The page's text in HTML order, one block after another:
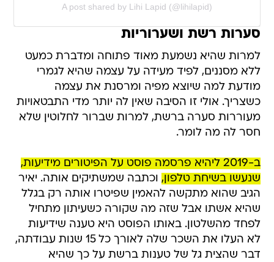
A post shared by Lihi Lapid (@lihilapid)
סערות רשת ושערוריות
למרות שהיא נשמעת מאוד פתוחה ומדברת כמעט
ללא מסננים, לפיד מעידה על עצמה שהיא לגמרי
מודעת למה שיוצא מפיה ומרסנת את עצמה
כשצריך. אולי זו הסיבה שאין לה יותר מדי התבטאויות
מעוררות סערה ברשת, למרות שברור לחלוטין שלא
חסר לה מה לומר.
ב-2019 ליהיא פרסמה פוסט על הפיטורים מידיעות,
שנעשו בשיחת טלפון, וכתבה שמשתיקים אותה. יאיר
הגיב שהוא מתקשה להאמין שפיטרו אותה רק בגלל
שהיא אשתו אבל שזה מה שקורה כשעיתון מתחיל
לפחד מהשלטון. באותו הפוסט היא טענה שידיעות
לא העלו את השכר שלה לאורך כל 15 שנות עבודתה,
דבר שהצית גל של טענות ברשת על כך שהיא